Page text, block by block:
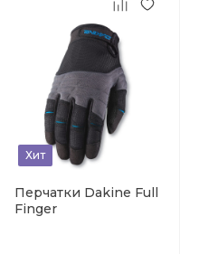
Хит
Перчатки Dakine Full
Finger